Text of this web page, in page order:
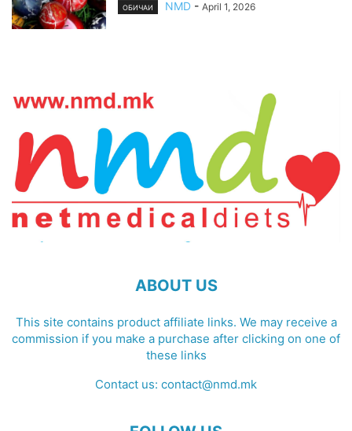
ОБИЧАИ NMD - April 1, 2026
ABOUT US
This site contains product affiliate links. We may receive a
commission if you make a purchase after clicking on one of
these links
Contact us: contact@nmd.mk